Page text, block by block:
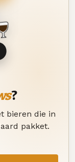
?
bieren die in
pakket.